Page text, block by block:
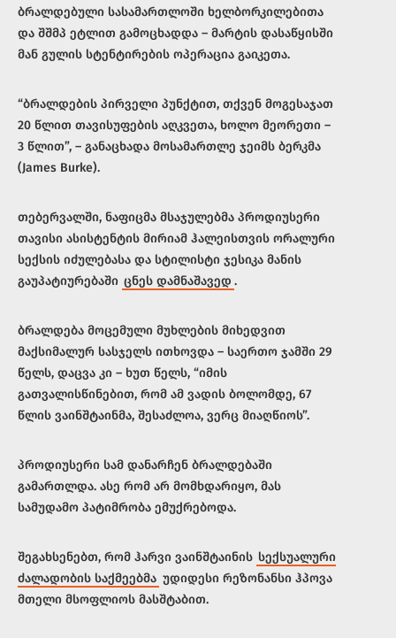
ბრალდებული სასამართლოში ხელბორკილებითა
და შშმპ ეტლით გამოცხადდა – მარტის დასაწყისში
მან გულის სტენტირების ოპერაცია გაიკეთა.
“ბრალდების პირველი პუნქტით, თქვენ მოგესაჯათ
20 წლით თავისუფების აღკვეთა, ხოლო მეორეთი –
3 წლით”, – განაცხადა მოსამართლე ჯეიმს ბერკმა
(James Burke).
თებერვალში, ნაფიცმა მსაჯულებმა პროდიუსერი
თავისი ასისტენტის მირიამ ჰალეისთვის ორალური
სექსის იძულებასა და სტილისტი ჯესიკა მანის
გაუპატიურებაში ცნეს დამნაშავედ .
ბრალდება მოცემული მუხლების მიხედვით
მაქსიმალურ სასჯელს ითხოვდა – საერთო ჯამში 29
წელს, დაცვა კი – ხუთ წელს, “იმის
გათვალისწინებით, რომ ამ ვადის ბოლომდე, 67
წლის ვაინშტაინმა, შესაძლოა, ვერც მიაღწიოს”.
პროდიუსერი სამ დანარჩენ ბრალდებაში
გამართლდა. ასე რომ არ მომხდარიყო, მას
სამუდამო პატიმრობა ემუქრებოდა.
შეგახსენებთ, რომ ჰარვი ვაინშტაინის სექსუალური
ძალადობის საქმეებმა უდიდესი რეზონანსი ჰპოვა
მთელი მსოფლიოს მასშტაბით.